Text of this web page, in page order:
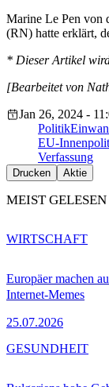
Marine Le Pen von
(RN) hatte erklärt,
* Dieser Artikel
[Bearbeitet von
Jan 26, 2024 -
Politik
EU-
Verfassung
Drucken Aktie
MEIST GELESEN
Europäer machen
Internet-Memes
25.07.2026
WIRTSCHAFT
GESUNDHEIT